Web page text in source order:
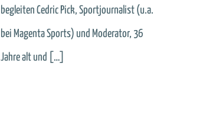
begleiten Cedric Pick, Sportjournalist (u.a.
bei Magenta Sports) und Moderator, 36
Jahre alt und […]